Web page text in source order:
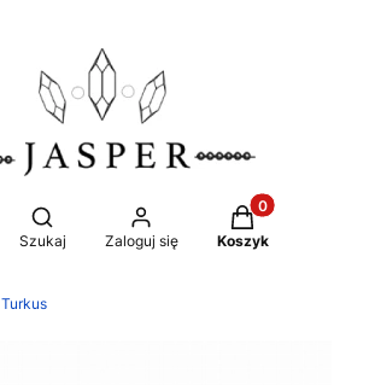
Otwórz wyszukiwarkę
Szukaj Zaloguj się
Produkty w
Koszyk
Turkus